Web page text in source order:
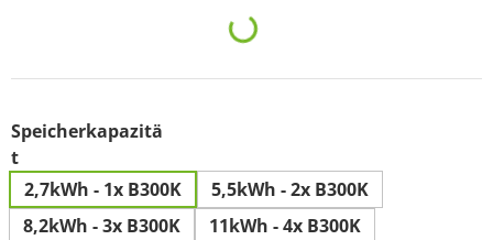
Loading...
Speicherkapazitä
tauswählen
2,7kWh - 1x B300K
5,5kWh - 2x B300K
8,2kWh - 3x B300K
11kWh - 4x B300K